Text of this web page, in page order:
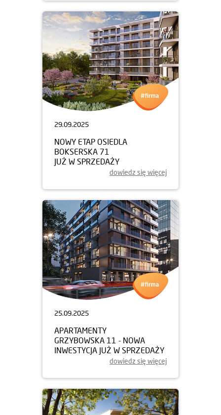
29.09.2025
NOWY ETAP OSIEDLA
BOKSERSKA 71
JUŻ W SPRZEDAŻY
dowiedz się więcej
25.09.2025
APARTAMENTY
GRZYBOWSKA 11 - NOWA
INWESTYCJA JUŻ W SPRZEDAŻY
dowiedz się więcej